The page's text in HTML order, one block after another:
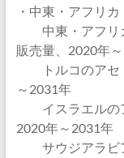
・中東・アフリカ
中東・アフリカ
販売量、2020年
トルコのアセ
～2031年
イスラエルのア
2020年～2031年
サウジアラビ